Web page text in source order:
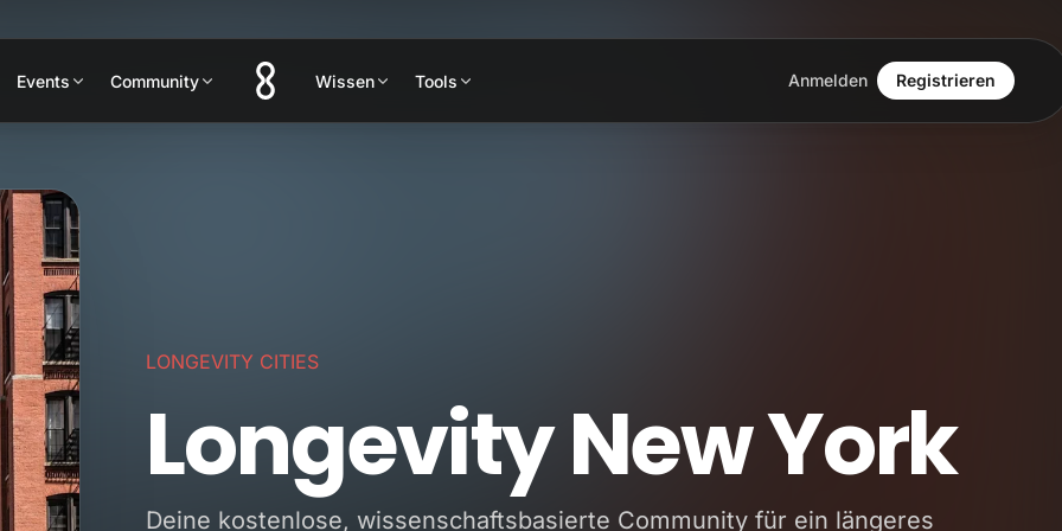
Events Community Wissen Tools Anmelden Registrieren
LONGEVITY CITIES
Longevity New York
Deine kostenlose, wissenschaftsbasierte Community für ein längeres